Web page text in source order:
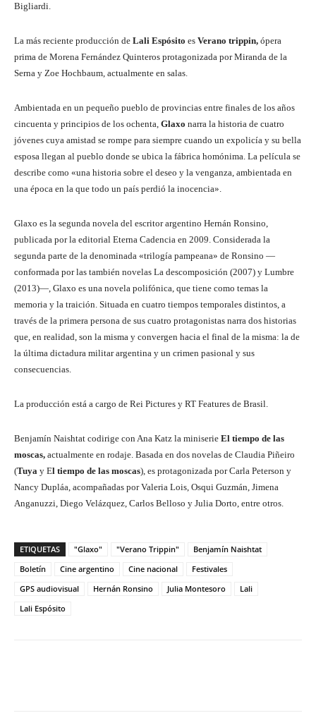
Bigliardi.
La más reciente producción de Lali Espósito es Verano trippin, ópera
prima de Morena Fernández Quinteros protagonizada por Miranda de la
Serna y Zoe Hochbaum, actualmente en salas.
Ambientada en un pequeño pueblo de provincias entre finales de los años
cincuenta y principios de los ochenta, Glaxo narra la historia de cuatro
jóvenes cuya amistad se rompe para siempre cuando un expolicía y su bella
esposa llegan al pueblo donde se ubica la fábrica homónima. La película se
describe como «una historia sobre el deseo y la venganza, ambientada en
una época en la que todo un país perdió la inocencia».
Glaxo es la segunda novela del escritor argentino Hernán Ronsino,
publicada por la editorial Eterna Cadencia en 2009.​ Considerada la
segunda parte de la denominada «trilogía pampeana» de Ronsino —
conformada por las también novelas La descomposición (2007) y Lumbre
(2013)—, Glaxo es una novela polifónica, que tiene como temas la
memoria y la traición. Situada en cuatro tiempos temporales distintos, a
través de la primera persona de sus cuatro protagonistas narra dos historias
que, en realidad, son la misma y convergen hacia el final de la misma: la de
la última dictadura militar argentina y un crimen pasional y sus
consecuencias.
La producción está a cargo de Rei Pictures y RT Features de Brasil.
Benjamín Naishtat codirige con Ana Katz la miniserie El tiempo de las
moscas, actualmente en rodaje. Basada en dos novelas de Claudia Piñeiro
(Tuya y El tiempo de las moscas), es protagonizada por Carla Peterson y
Nancy Dupláa, acompañadas por Valeria Lois, Osqui Guzmán, Jimena
Anganuzzi, Diego Velázquez, Carlos Belloso y Julia Dorto, entre otros.
ETIQUETAS "Glaxo" "Verano Trippin"
Benjamín Naishtat
Boletín
Cine argentino Cine nacional
Festivales
GPS audiovisual
Hernán Ronsino Julia Montesoro
Lali
Lali Espósito